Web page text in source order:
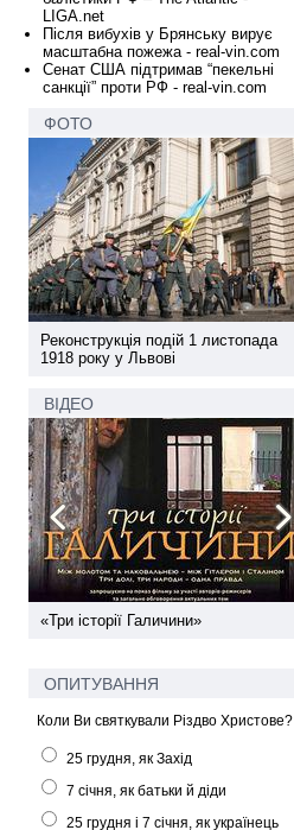
LIGA.net
Після вибухів у Брянську вирує
масштабна пожежа - real-vin.com
Сенат США підтримав “пекельні
санкції” проти РФ - real-vin.com
ФОТО
Реконструкція подій 1 листопада
1918 року у Львові
ВІДЕО
«Три історії Галичини»
ОПИТУВАННЯ
Коли Ви святкували Різдво Христове?
25 грудня, як Захід
7 січня, як батьки й діди
25 грудня і 7 січня, як українець